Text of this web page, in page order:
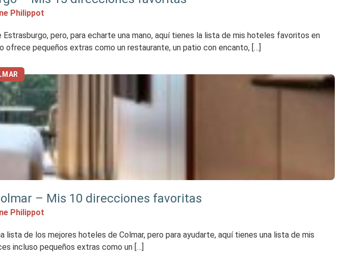
Philippot
pero, para echarte una mano, aquí tienes la lista de mis hoteles favoritos en
ofrece pequeños extras como un restaurante, un patio con encanto, […]
– Mis 10 direcciones favoritas
Philippot
de los mejores hoteles de Colmar, pero para ayudarte, aquí tienes una lista de mis
incluso pequeños extras como un […]